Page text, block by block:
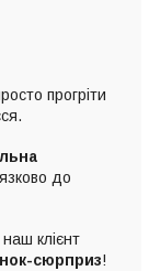
прогріти
до
клієнт
сюрприз!